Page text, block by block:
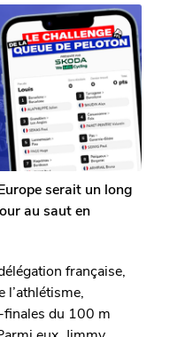
serait un long
au saut en
française,
finales du 100 m